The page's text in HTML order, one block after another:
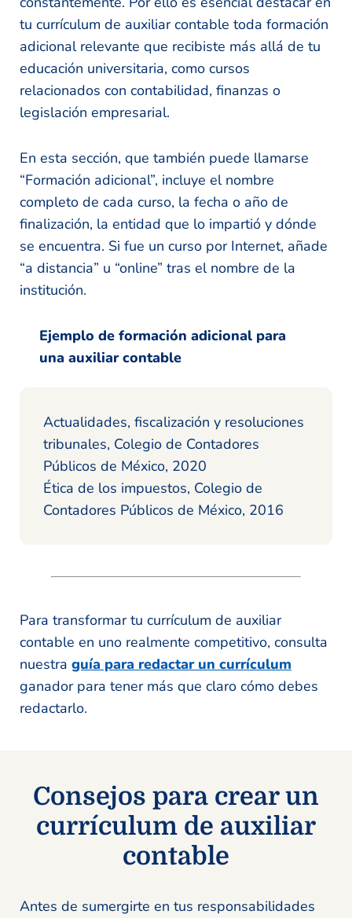
tu currículum de auxiliar contable toda formación
adicional relevante que recibiste más allá de tu
educación universitaria, como cursos
relacionados con contabilidad, finanzas o
legislación empresarial.
En esta sección, que también puede llamarse
“Formación adicional”, incluye el nombre
completo de cada curso, la fecha o año de
finalización, la entidad que lo impartió y dónde
se encuentra. Si fue un curso por Internet, añade
“a distancia” u “online” tras el nombre de la
institución.
Ejemplo de formación adicional para
una auxiliar contable
Actualidades, fiscalización y resoluciones
tribunales, Colegio de Contadores
Públicos de México, 2020
Ética de los impuestos, Colegio de
Contadores Públicos de México, 2016
Para transformar tu currículum de auxiliar
contable en uno realmente competitivo, consulta
nuestra guía para redactar un currículum
ganador para tener más que claro cómo debes
redactarlo.
Consejos para crear un
currículum de auxiliar
contable
Antes de sumergirte en tus responsabilidades